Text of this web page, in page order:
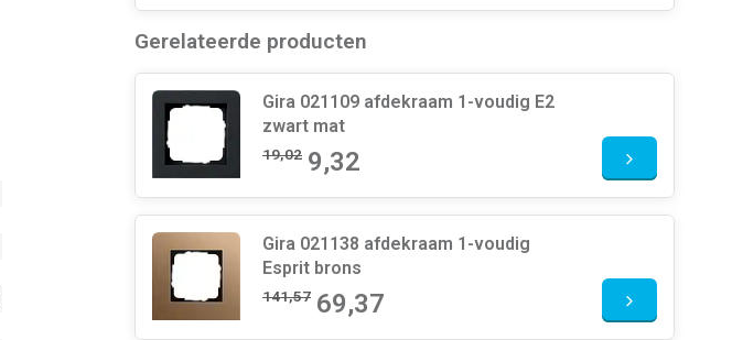
Gerelateerde producten
Gira 021109 afdekraam 1-voudig E2
zwart mat
19,02 9,32
Gira 021138 afdekraam 1-voudig
Esprit brons
141,57 69,37